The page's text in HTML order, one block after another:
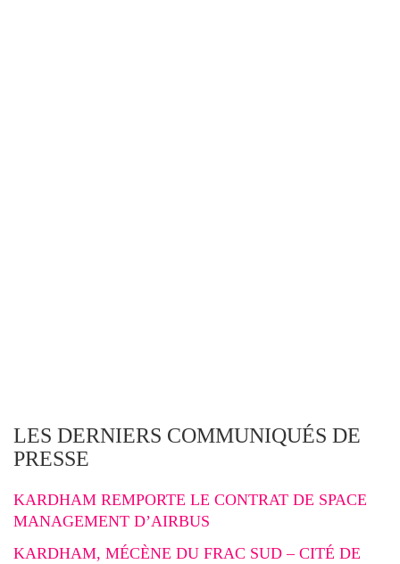
LES DERNIERS COMMUNIQUÉS DE
PRESSE
KARDHAM REMPORTE LE CONTRAT DE SPACE
MANAGEMENT D’AIRBUS
KARDHAM, MÉCÈNE DU FRAC SUD – CITÉ DE